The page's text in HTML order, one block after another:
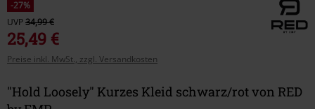
-27%
UVP34,99 €
25,49 €
Preise inkl. MwSt., zzgl. Versandkosten
"Hold Loosely" Kurzes Kleid schwarz/rot von RED